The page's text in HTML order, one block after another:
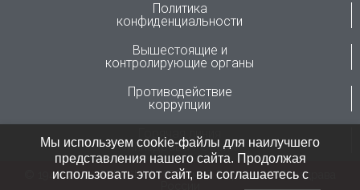
Политика
конфиденциальности
Вышестоящие и
контролирующие органы
Противодействие
коррупции
Горячая линия
Минздрава России
© 1946-2024 ФГБУ “ННИИТО им. Я.Л.Цивьяна” Минздрава
Мы используем cookie-файлы для наилучшего
представления нашего сайта. Продолжая
использовать этот сайт, вы соглашаетесь с